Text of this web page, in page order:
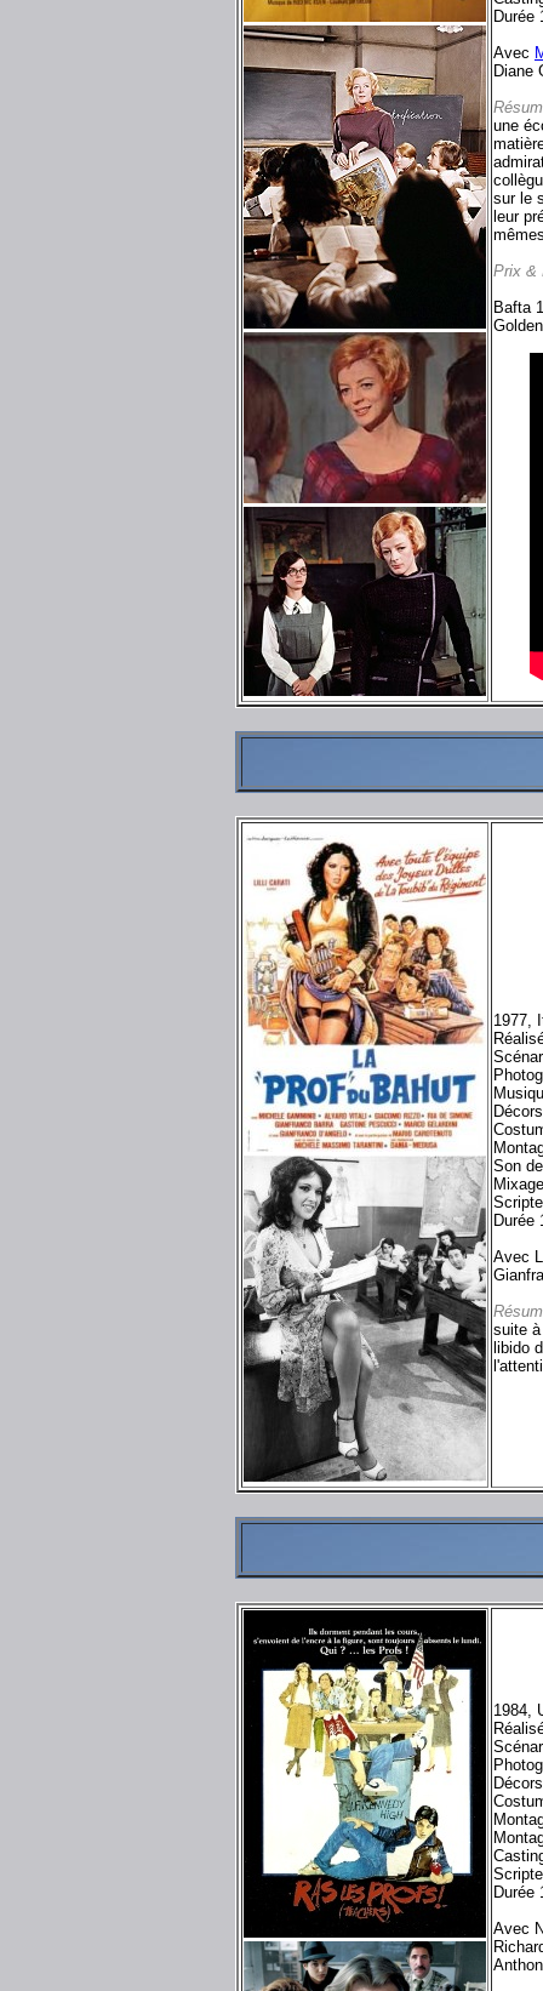
Durée
Avec
Diane
une
sur le
leur
Prix &
Bafta
1977,
Son
Durée
Avec
suite
libido
1984,
Durée
Avec